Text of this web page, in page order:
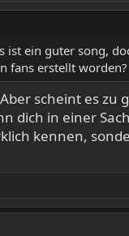
ein guter song,
fans erstellt worden?
scheint es zu
dich in einer
kennen,